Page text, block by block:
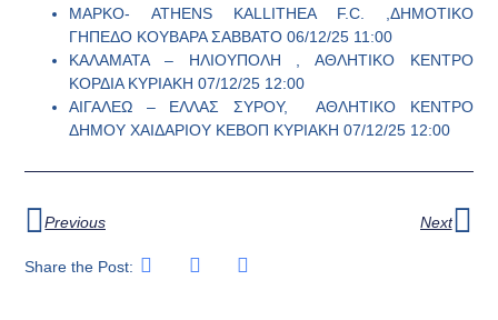
ΜΑΡΚΟ- ATHENS KALLITHEA F.C. ,ΔΗΜΟΤΙΚΟ
ΓΗΠΕΔΟ ΚΟΥΒΑΡΑ ΣΑΒΒΑΤΟ 06/12/25 11:00
ΚΑΛΑΜΑΤΑ – ΗΛΙΟΥΠΟΛΗ , ΑΘΛΗΤΙΚΟ ΚΕΝΤΡΟ
ΚΟΡΔΙΑ ΚΥΡΙΑΚΗ 07/12/25 12:00
ΑΙΓΑΛΕΩ – ΕΛΛΑΣ ΣΥΡΟΥ, ΑΘΛΗΤΙΚΟ ΚΕΝΤΡΟ
ΔΗΜΟΥ ΧΑΙΔΑΡΙΟΥ ΚΕΒΟΠ ΚΥΡΙΑΚΗ 07/12/25 12:00
Previous Next
Share the Post: